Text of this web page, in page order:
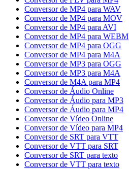
Conversor de MP4 para WAV
Conversor de MP4 para MOV
Conversor de MP4 para AVI
Conversor de MP4 para WEBM
Conversor de MP4 para OGG
Conversor de MP4 para M4A
Conversor de MP3 para OGG
Conversor de MP3 para M4A
Conversor de M4A para MP4
Conversor de Áudio Online
Conversor de Áudio para MP3
Conversor de Áudio para MP4
Conversor de Vídeo Online
Conversor de Vídeo para MP4
Conversor de SRT para VTT
Conversor de VTT para SRT
Conversor de SRT para texto
Conversor de VTT para texto